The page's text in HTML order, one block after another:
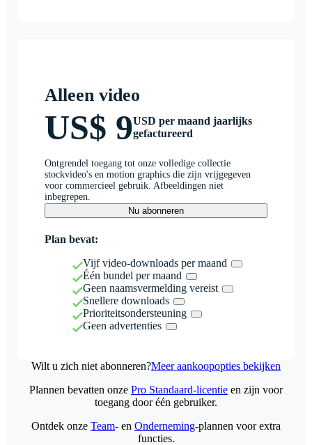
Alleen video
US$ 9USD per maand jaarlijks
gefactureerd
Ontgrendel toegang tot onze volledige collectie
stockvideo's en motion graphics die zijn vrijgegeven
voor commercieel gebruik. Afbeeldingen niet
inbegrepen.
Nu abonneren
Plan bevat:
Vijf video-downloads per maand
Één bundel per maand
Geen naamsvermelding vereist
Snellere downloads
Prioriteitsondersteuning
Geen advertenties
Wilt u zich niet abonneren?Meer aankoopopties bekijken
Plannen bevatten onze Pro Standaard-licentie en zijn voor
toegang door één gebruiker.
Ontdek onze Team- en Onderneming-plannen voor extra
functies.